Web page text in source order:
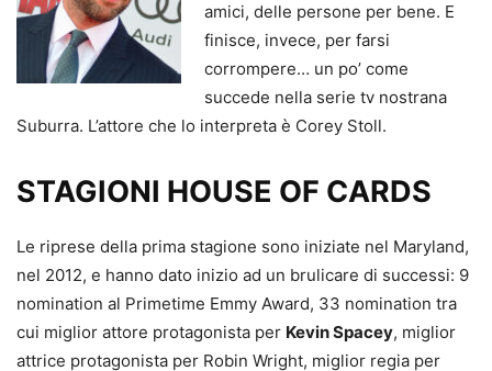
amici, delle persone per bene. E
finisce, invece, per farsi
corrompere… un po’ come
succede nella serie tv nostrana
Suburra. L’attore che lo interpreta è Corey Stoll.
STAGIONI HOUSE OF CARDS
Le riprese della prima stagione sono iniziate nel Maryland,
nel 2012, e hanno dato inizio ad un brulicare di successi: 9
nomination al Primetime Emmy Award, 33 nomination tra
cui miglior attore protagonista per Kevin Spacey, miglior
attrice protagonista per Robin Wright, miglior regia per